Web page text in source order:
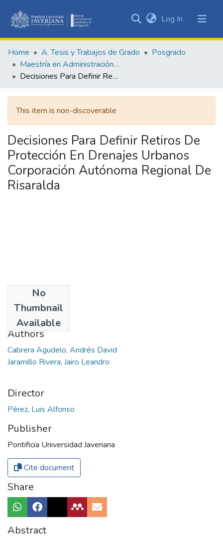
&
Collections
All of DSpace
Statistics
Log In (current)
Home A. Tesis y Trabajos de Grado
Posgrado
Maestría en Administración de Empresas
Decisiones Para Definir Retiros De Protección En Drenajes Urbanos Corporación Autónoma Regional De Risaralda
This item is non-discoverable
Decisiones Para Definir Retiros De
Protección En Drenajes Urbanos
Corporación Autónoma Regional De
Risaralda
No
Thumbnail
Available
2020
Authors
Cabrera Agudelo, Andrés David
Jaramillo Rivera, Jairo Leandro
Director
Pérez, Luis Alfonso
Publisher
Pontificia Universidad Javeriana
Cite document
Share
Abstract